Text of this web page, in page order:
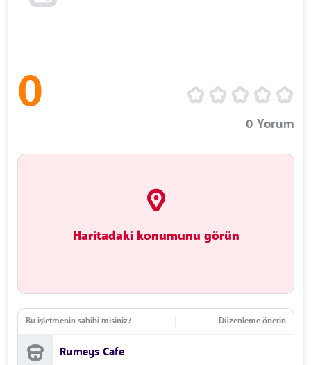
0
0 Yorum
Haritadaki konumunu görün
Bu işletmenin sahibi misiniz? Düzenleme önerin
Rumeys Cafe